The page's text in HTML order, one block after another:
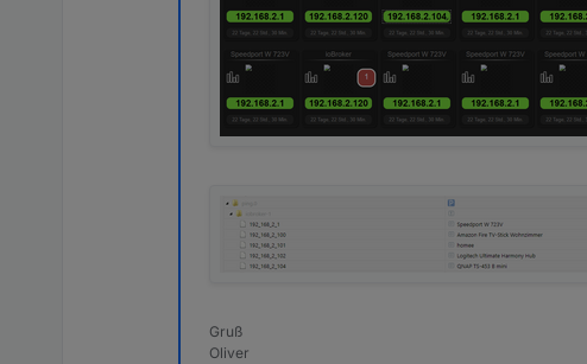
Gruß
Oliver